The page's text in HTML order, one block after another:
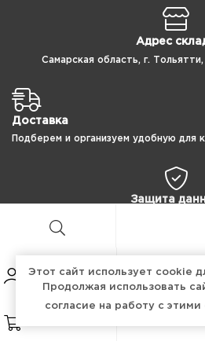
Адрес
Самарская область, г.
Доставка
Подберем и организуем удобную для
Защита
Copyright © 2024
Этот сайт использует cookie
Продолжая использовать
согласие на работу с